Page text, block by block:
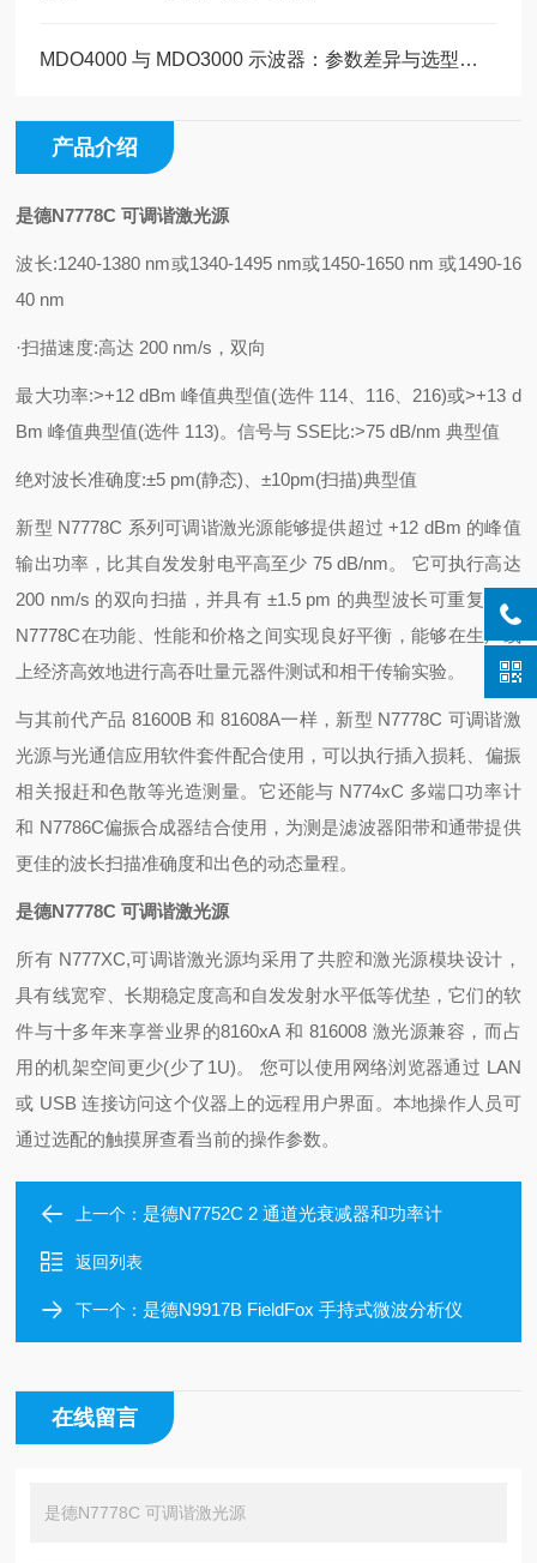
MDO4000 与 MDO3000 示波器：参数差异与选型指南
产品介绍
是德N7778C 可调谐激光源
波长:1240-1380 nm或1340-1495 nm或1450-1650 nm 或1490-16
40 nm
·扫描速度:高达 200 nm/s，双向
最大功率:>+12 dBm 峰值典型值(选件 114、116、216)或>+13 d
Bm 峰值典型值(选件 113)。信号与 SSE比:>75 dB/nm 典型值
绝对波长准确度:±5 pm(静态)、±10pm(扫描)典型值
新型 N7778C 系列可调谐激光源能够提供超过 +12 dBm 的峰值
输出功率，比其自发发射电平高至少 75 dB/nm。 它可执行高达
200 nm/s 的双向扫描，并具有 ±1.5 pm 的典型波长可重复性。
N7778C在功能、性能和价格之间实现良好平衡，能够在生产线
上经济高效地进行高吞吐量元器件测试和相干传输实验。
与其前代产品 81600B 和 81608A一样，新型 N7778C 可调谐激
光源与光通信应用软件套件配合使用，可以执行插入损耗、偏振
相关报赶和色散等光造测量。它还能与 N774xC 多端口功率计
和 N7786C偏振合成器结合使用，为测是滤波器阳带和通带提供
更佳的波长扫描准确度和出色的动态量程。
是德N7778C 可调谐激光源
所有 N777XC,可调谐激光源均采用了共腔和激光源模块设计，
具有线宽窄、长期稳定度高和自发发射水平低等优垫，它们的软
件与十多年来享誉业界的8160xA 和 816008 激光源兼容，而占
用的机架空间更少(少了1U)。 您可以使用网络浏览器通过 LAN
或 USB 连接访问这个仪器上的远程用户界面。本地操作人员可
通过选配的触摸屏查看当前的操作参数。
上一个：是德N7752C 2 通道光衰减器和功率计
返回列表
下一个：是德N9917B FieldFox 手持式微波分析仪
在线留言